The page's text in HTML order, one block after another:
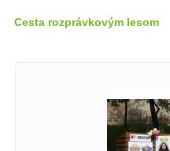
Cesta rozprávkovým lesom